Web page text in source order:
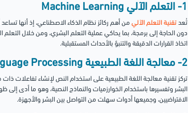
1- التعلم الآلي Machine Learning
تُعد تقنية التعلم الآلي من أهم ركائز نظام الذكاء الاصطناعي، إذ أنها
دون الحاجة إلى برمجة، بما يحاكي عملية التعلم البشري، ومن خلال
اتخاذ القرارات الدقيقة والتنبؤ بالأحداث المستقبلية.
2- معالجة اللغة الطبيعية Natural Language Processing
تركز تقنية معالجة اللغة الطبيعية على استخدام النص لإنشاء تفاعلات
البشر وتفسيرها باستخدام الخوارزميات والنماذج النصية، وهو ما أدى
الافتراضيين، وجميعها أدوات سهلت من التواصل بين البشر والأجهزة.